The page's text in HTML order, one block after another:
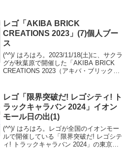
レゴ「AKIBA BRICK
CREATIONS 2023」(7)個人ブー
ス
(^^)/ はろはろ。2023/11/18(土)に、サクラ
グが秋葉原で開催した「AKIBA BRICK
CREATIONS 2023（アキバ・ブリック・
スの画像が...
レゴ「限界突破だ! レゴシティ! ト
ラックキャラバン 2024」イオン
モール日の出(1)
(^^)/ はろはろ。レゴが全国のイオンモー
ルで開催している「限界突破だ! レゴシテ
ィ! トラックキャラバン 2024」の東京で